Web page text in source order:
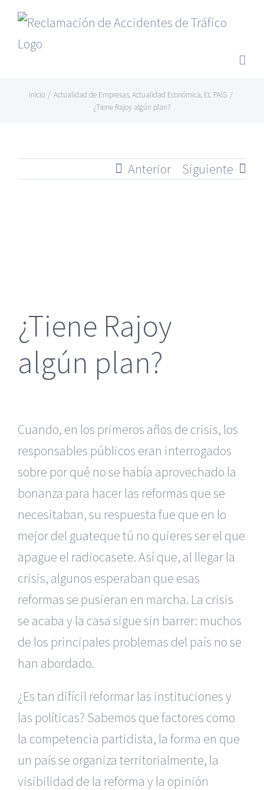
Saltar
contenido
Inicio / Actualidad de Empresas,Actualidad Económica, EL PAÍS /
¿Tiene Rajoy algún plan?
Anterior Siguiente
¿Tiene Rajoy
algún plan?
Cuando, en los primeros años de crisis, los
responsables públicos eran interrogados
sobre por qué no se había aprovechado la
bonanza para hacer las reformas que se
necesitaban, su respuesta fue que en lo
mejor del guateque tú no quieres ser el que
apague el radiocasete. Así que, al llegar la
crisis, algunos esperaban que esas
reformas se pusieran en marcha. La crisis
se acaba y la casa sigue sin barrer: muchos
de los principales problemas del país no se
han abordado.
¿Es tan difícil reformar las instituciones y
las políticas? Sabemos que factores como
la competencia partidista, la forma en que
un país se organiza territorialmente, la
visibilidad de la reforma y la opinión